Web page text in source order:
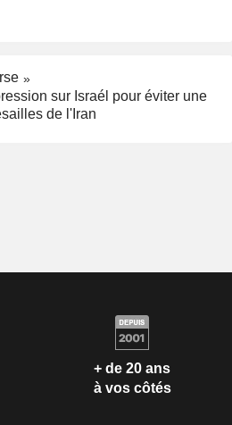
sur Israél pour éviter une
de l'Iran
+ de 20 ans
à vos côtés